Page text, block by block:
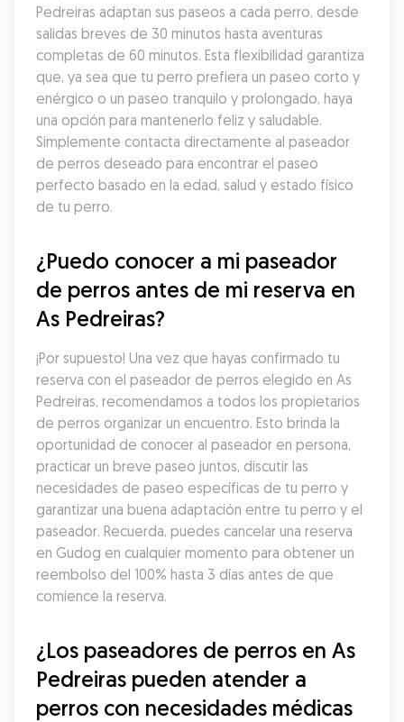
Pedreiras adaptan sus paseos a cada perro, desde
salidas breves de 30 minutos hasta aventuras
completas de 60 minutos. Esta flexibilidad garantiza
que, ya sea que tu perro prefiera un paseo corto y
enérgico o un paseo tranquilo y prolongado, haya
una opción para mantenerlo feliz y saludable.
Simplemente contacta directamente al paseador
de perros deseado para encontrar el paseo
perfecto basado en la edad, salud y estado físico
de tu perro.
¿Puedo conocer a mi paseador
de perros antes de mi reserva en
As Pedreiras?
¡Por supuesto! Una vez que hayas confirmado tu
reserva con el paseador de perros elegido en As
Pedreiras, recomendamos a todos los propietarios
de perros organizar un encuentro. Esto brinda la
oportunidad de conocer al paseador en persona,
practicar un breve paseo juntos, discutir las
necesidades de paseo específicas de tu perro y
garantizar una buena adaptación entre tu perro y el
paseador. Recuerda, puedes cancelar una reserva
en Gudog en cualquier momento para obtener un
reembolso del 100% hasta 3 días antes de que
comience la reserva.
¿Los paseadores de perros en As
Pedreiras pueden atender a
perros con necesidades médicas